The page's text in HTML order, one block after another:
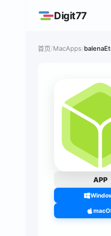
Digit77
首页/MacApps/
APP